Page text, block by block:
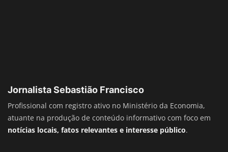
Jornalista Sebastião Francisco
Profissional com registro ativo no Ministério da Economia,
atuante na produção de conteúdo informativo com foco em
notícias locais, fatos relevantes e interesse público.